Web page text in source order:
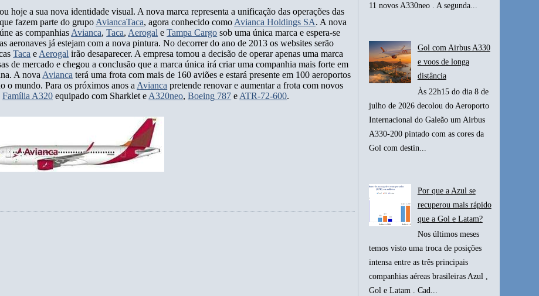
hoje a sua nova identidade visual. A nova marca representa a unificação das operações das
fazem parte do grupo AviancaTaca, agora conhecido como Avianca Holdings SA. A nova
as companhias Avianca,Taca, Aerogal eTampa Cargo sob uma única marca e espera-se
aeronaves já estejam com a nova pintura. No decorrer do ano de 2013 os websites serão
Taca e Aerogal irão desaparecer. A empresa tomou a decisão de operar apenas uma marca
de mercado e chegou a conclusão que a marca única irá criar uma companhia mais forte em
A nova Avianca terá uma frota com mais de 160 aviões e estará presente em 100 aeroportos
o mundo. Para os próximos anos a Avianca pretende renovar e aumentar a frota com novos
Família A320 equipado com Sharklet e A320neo,Boeing 787 e ATR-72-600.
11 novos A330neo . A segunda...
Gol com Airbus A330
e voos de longa
distância
Às 22h15 do dia 8 de
julho de 2026 decolou do Aeroporto
Internacional do Galeão um Airbus
A330-200 pintado com as cores da
Gol com destin...
Por que a Azul se
recuperou mais rápido
que a Gol e Latam?
Nos últimos meses
temos visto uma troca de posições
intensa entre as três principais
companhias aéreas brasileiras Azul ,
Gol e Latam . Cad...